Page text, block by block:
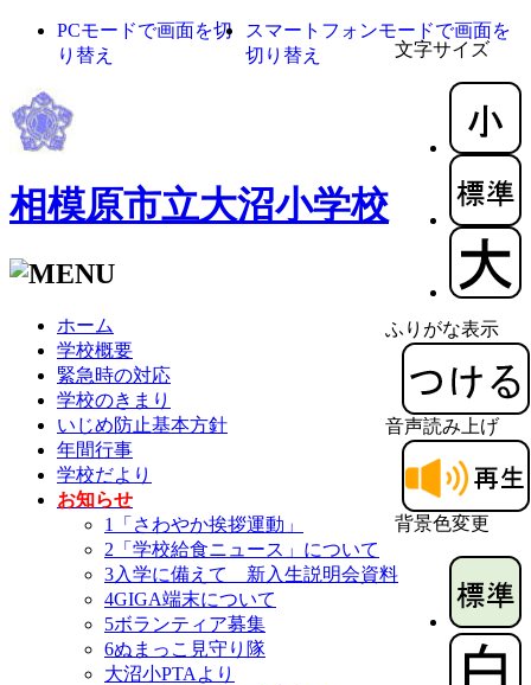
文字サイズ
ふりがな表示
音声読み上げ
背景色変更
PCモードで画面を切
り替え
スマートフォンモードで画面を
切り替え
相模原市立大沼小学校
ホーム
学校概要
緊急時の対応
学校のきまり
いじめ防止基本方針
年間行事
学校だより
お知らせ
1「さわやか挨拶運動」
2「学校給食ニュース」について
3入学に備えて 新入生説明会資料
4GIGA端末について
5ボランティア募集
6ぬまっこ見守り隊
大沼小PTAより